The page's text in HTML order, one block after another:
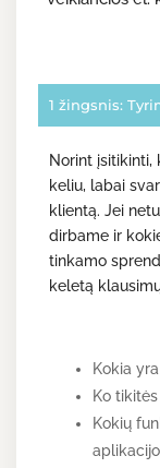
1 žingsnis:
Norint įsitikinti,
keliu, labai
klientą. Jei
dirbame ir
tinkamo
keletą
Kokia
Ko
Kokių